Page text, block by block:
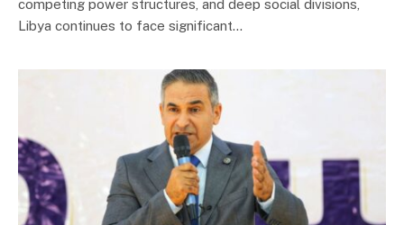
competing power structures, and deep social divisions,
Libya continues to face significant…